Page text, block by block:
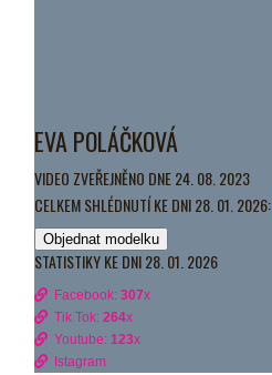
EVA POLÁČKOVÁ
VIDEO ZVEŘEJNĚNO DNE 24. 08. 2023
CELKEM SHLÉDNUTÍ KE DNI 28. 01. 2026:
Objednat modelku
STATISTIKY KE DNI 28. 01. 2026
Facebook:307x
Tik Tok:264x
Youtube:123x
Istagram